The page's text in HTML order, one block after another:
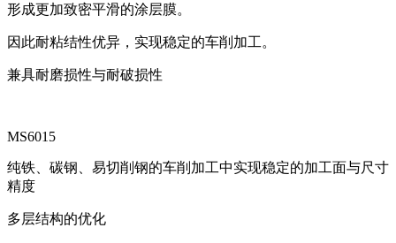
形成更加致密平滑的涂层膜。
因此耐粘结性优异，实现稳定的车削加工。
兼具耐磨损性与耐破损性
MS6015
纯铁、碳钢、易切削钢的车削加工中实现稳定的加工面与尺寸
精度
多层结构的优化